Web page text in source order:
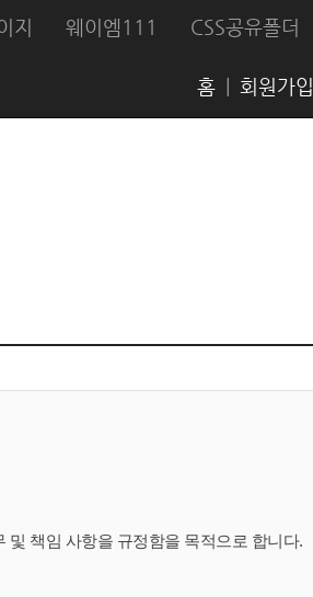
지 웨이엠111 CSS공유폴더
홈 회원가입
및 책임 사항을 규정함을 목적으로 합니다.